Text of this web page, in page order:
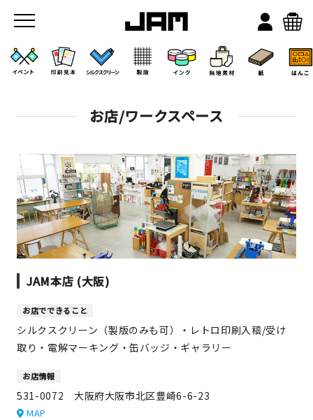
JAMのこと
お店/ワークスペース
イベント
印刷見本
シルクスクリーン
お店/ワークスペース
JAM本店 (大阪)
お店でできること
シルクスクリーン（製版のみも可）・レトロ印刷入稿/受け
取り・電解マーキング・缶バッジ・ギャラリー
お店情報
531-0072 大阪府大阪市北区豊崎6-6-23
MAP